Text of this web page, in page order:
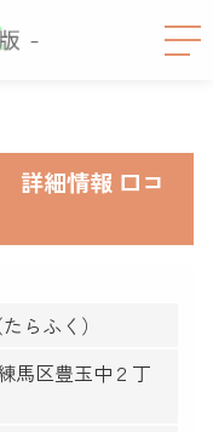
詳細情報 口コ
らふく）
馬区豊玉中２丁